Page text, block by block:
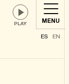
MENU
ES EN